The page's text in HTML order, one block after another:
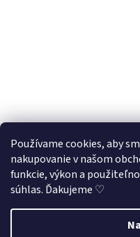
Používame cookies, aby
nakupovanie v našom
funkcie, výkon a
súhlas. Ďakujeme ♡
Sledovať na